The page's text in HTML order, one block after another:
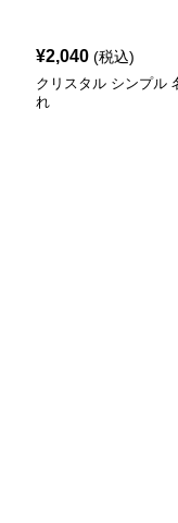
¥2,040 (税込)
クリスタル シンプル
れ